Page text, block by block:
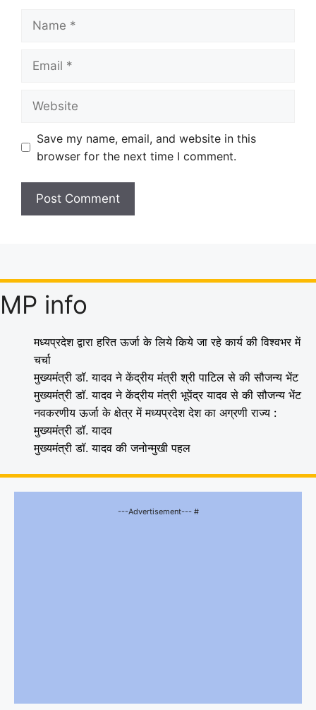
Save my name, email, and website in this
browser for the next time I comment.
MP info
मध्यप्रदेश द्वारा हरित ऊर्जा के लिये किये जा रहे कार्य की विश्वभर में
चर्चा
मुख्यमंत्री डॉ. यादव ने केंद्रीय मंत्री श्री पाटिल से की सौजन्य भेंट
मुख्यमंत्री डॉ. यादव ने केंद्रीय मंत्री भूपेंद्र यादव से की सौजन्य भेंट
नवकरणीय ऊर्जा के क्षेत्र में मध्यप्रदेश देश का अग्रणी राज्य :
मुख्यमंत्री डॉ. यादव
मुख्यमंत्री डॉ. यादव की जनोन्मुखी पहल
---Advertisement--- #